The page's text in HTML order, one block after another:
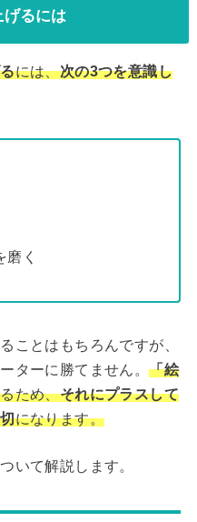
るには
には、次の3つを意識し
く
ことはもちろんですが、
ターに勝てません。「絵
ため、それにプラスして
になります。
いて解説します。